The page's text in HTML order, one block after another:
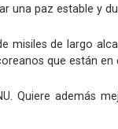
paz estable y
de largo
que están
Quiere además